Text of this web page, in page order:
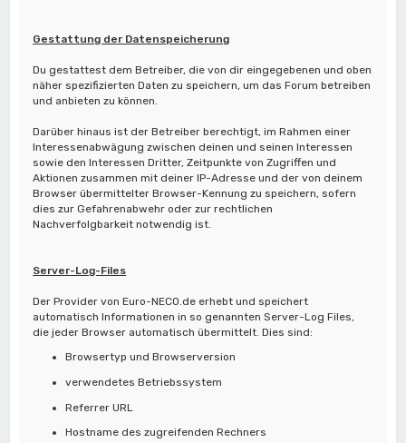
Gestattung der Datenspeicherung
Du gestattest dem Betreiber, die von dir eingegebenen und oben
näher spezifizierten Daten zu speichern, um das Forum betreiben
und anbieten zu können.
Darüber hinaus ist der Betreiber berechtigt, im Rahmen einer
Interessenabwägung zwischen deinen und seinen Interessen
sowie den Interessen Dritter, Zeitpunkte von Zugriffen und
Aktionen zusammen mit deiner IP-Adresse und der von deinem
Browser übermittelter Browser-Kennung zu speichern, sofern
dies zur Gefahrenabwehr oder zur rechtlichen
Nachverfolgbarkeit notwendig ist.
Server-Log-Files
Der Provider von Euro-NECO.de erhebt und speichert
automatisch Informationen in so genannten Server-Log Files,
die jeder Browser automatisch übermittelt. Dies sind:
Browsertyp und Browserversion
verwendetes Betriebssystem
Referrer URL
Hostname des zugreifenden Rechners